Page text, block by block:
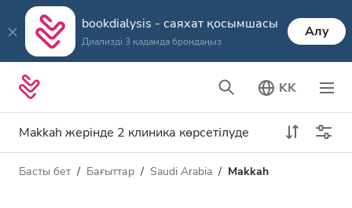
bookdialysis - саяхат қосымшасы
Диализді 3 қадамда брондаңыз
Алу
KK
Makkah жерінде 2 клиника көрсетілуде
Диализ түрі
Қашықтық
Басты бет Бағыттар Saudi Arabia Makkah